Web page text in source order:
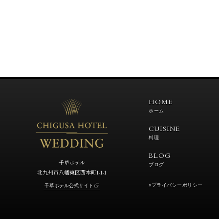
千草ホテル
北九州市八幡東区西本町1-1-1
千草ホテル公式サイト
HOME
ホーム
CUISINE
料理
BLOG
ブログ
»プライバシーポリシー